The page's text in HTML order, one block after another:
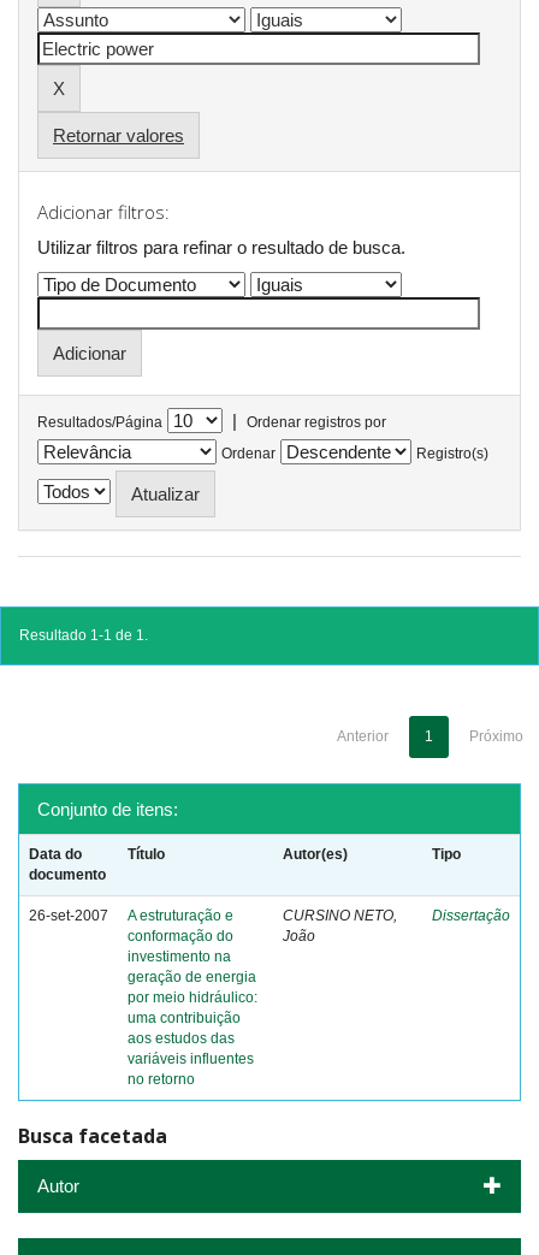
Retornar valores
Adicionar filtros:
Utilizar filtros para refinar o resultado de busca.
Resultados/Página |
Ordenar registros por
Ordenar
Registro(s)
Resultado 1-1 de 1.
Anterior 1 Próximo
Conjunto de itens:
Data do
documento
Título Autor(es) Tipo
26-set-2007
A estruturação e
conformação do
investimento na
geração de energia
por meio hidráulico:
uma contribuição
aos estudos das
variáveis influentes
no retorno
CURSINO NETO,
João
Dissertação
Busca facetada
Autor